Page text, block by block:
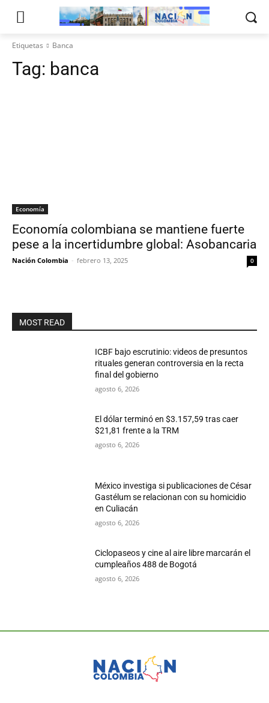
Etiquetas Banca
Tag: banca
Economía
Economía colombiana se mantiene fuerte
pese a la incertidumbre global: Asobancaria
Nación Colombia - febrero 13, 2025 0
MOST READ
ICBF bajo escrutinio: videos de presuntos
rituales generan controversia en la recta
final del gobierno
agosto 6, 2026
El dólar terminó en $3.157,59 tras caer
$21,81 frente a la TRM
agosto 6, 2026
México investiga si publicaciones de César
Gastélum se relacionan con su homicidio
en Culiacán
agosto 6, 2026
Ciclopaseos y cine al aire libre marcarán el
cumpleaños 488 de Bogotá
agosto 6, 2026